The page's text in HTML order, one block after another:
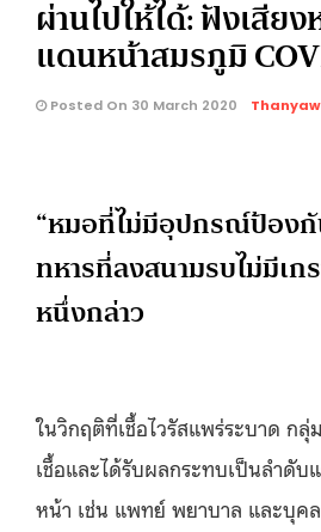
ผ่านไปให้ได้: ฟังเสีย
แดนหน้าสมรภูมิ
Posted On 30 March 2020
“หมอที่ไม่มีอุปกรณ์ป้อง
ทหารที่ลงสนามรบไม่มีเก
หนึ่งกล่าว
ในวิกฤติที่เชื้อไวรัสแพร่ระบาด ก
เชื้อและได้รับผลกระทบเป็นลำดั
หน้า เช่น แพทย์ พยาบาล และบุค